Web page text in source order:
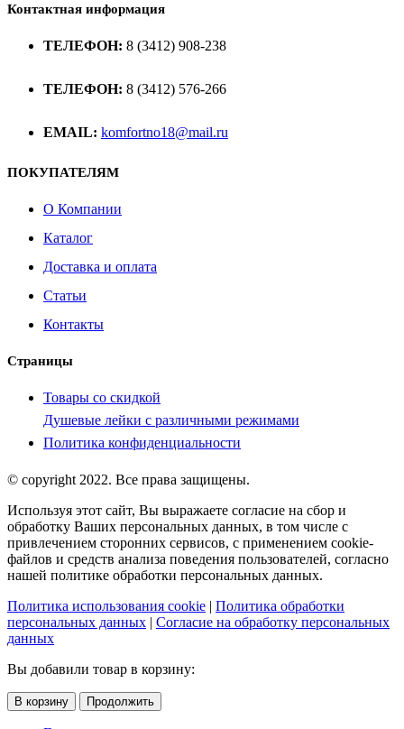
Контактная информация
ТЕЛЕФОН: 8 (3412) 908-238
ТЕЛЕФОН: 8 (3412) 576-266
EMAIL: komfortno18@mail.ru
ПОКУПАТЕЛЯМ
О Компании
Каталог
Доставка и оплата
Статьи
Контакты
Страницы
Товары со скидкой
Душевые лейки с различными режимами
Политика конфиденциальности
© copyright 2022. Все права защищены.
Используя этот сайт, Вы выражаете согласие на сбор и
обработку Ваших персональных данных, в том числе с
привлечением сторонних сервисов, с применением cookie-
файлов и средств анализа поведения пользователей, согласно
нашей политике обработки персональных данных.
Политика использования cookie | Политика обработки
персональных данных | Согласие на обработку персональных
данных
Вы добавили товар в корзину:
В корзину Продолжить